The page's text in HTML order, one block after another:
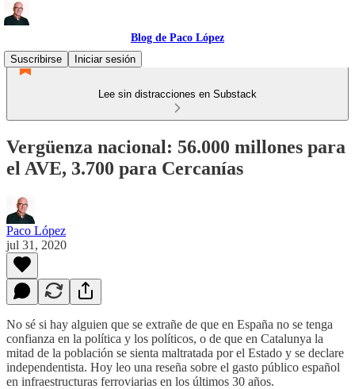
Blog de Paco López
Suscribirse
Iniciar sesión
Lee sin distracciones en Substack
Vergüenza nacional: 56.000 millones para
el AVE, 3.700 para Cercanías
Paco López
jul 31, 2020
No sé si hay alguien que se extrañe de que en España no se tenga
confianza en la política y los políticos, o de que en Catalunya la
mitad de la población se sienta maltratada por el Estado y se declare
independentista. Hoy leo una reseña sobre el gasto público español
en infraestructuras ferroviarias en los últimos 30 años.